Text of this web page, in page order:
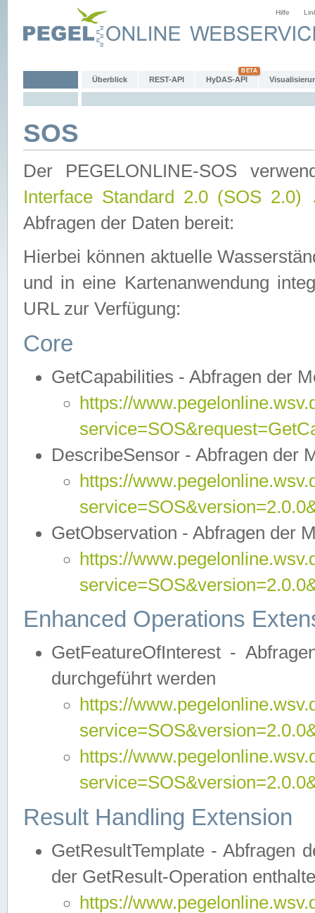
Hilfe
Überblick REST-API HyDAS-API
SOS
Der PEGELONLINE-SOS
Interface Standard 2.0 (SOS 2.0)
Abfragen der Daten bereit:
Hierbei können aktuelle
und in eine Kartenanwendung
URL zur Verfügung:
Core
GetCapabilities - Abfragen der
https://
DescribeSensor - Abfragen der
https://
GetObservation - Abfragen der
https://
Enhanced Operations
GetFeatureOfInterest -
durchgeführt werden
https://
https://
Result Handling Extension
GetResultTemplate - Abfragen
der GetResult-Operation
https://